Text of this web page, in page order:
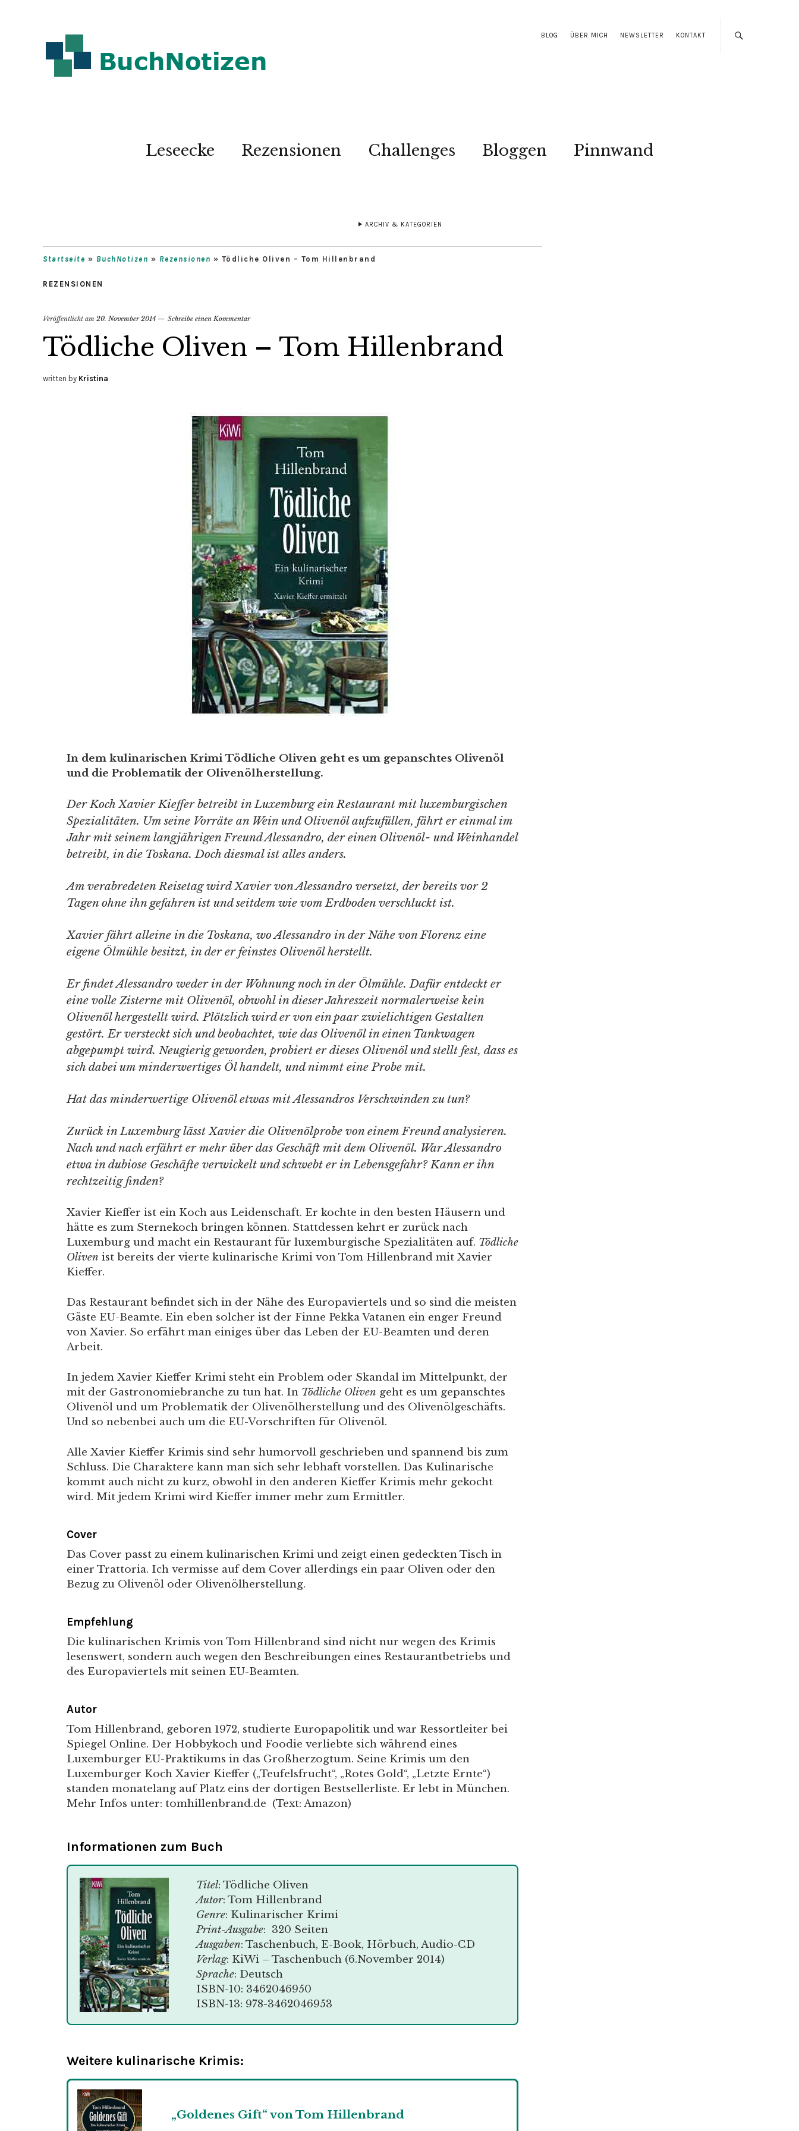
BLOG ÜBER MICH NEWSLETTER KONTAKT
Leseecke Rezensionen Challenges Bloggen Pinnwand
ARCHIV & KATEGORIEN
Startseite » BuchNotizen » Rezensionen » Tödliche Oliven – Tom Hillenbrand
REZENSIONEN
Veröffentlicht am 20. November 2014 Schreibe einen Kommentar
Tödliche Oliven – Tom Hillenbrand
written by Kristina
In dem kulinarischen Krimi Tödliche Oliven geht es um gepanschtes Olivenöl
und die Problematik der Olivenölherstellung.
Der Koch Xavier Kieffer betreibt in Luxemburg ein Restaurant mit luxemburgischen
Spezialitäten. Um seine Vorräte an Wein und Olivenöl aufzufüllen, fährt er einmal im
Jahr mit seinem langjährigen Freund Alessandro, der einen Olivenöl- und Weinhandel
betreibt, in die Toskana. Doch diesmal ist alles anders.
Am verabredeten Reisetag wird Xavier von Alessandro versetzt, der bereits vor 2
Tagen ohne ihn gefahren ist und seitdem wie vom Erdboden verschluckt ist.
Xavier fährt alleine in die Toskana, wo Alessandro in der Nähe von Florenz eine
eigene Ölmühle besitzt, in der er feinstes Olivenöl herstellt.
Er findet Alessandro weder in der Wohnung noch in der Ölmühle. Dafür entdeckt er
eine volle Zisterne mit Olivenöl, obwohl in dieser Jahreszeit normalerweise kein
Olivenöl hergestellt wird. Plötzlich wird er von ein paar zwielichtigen Gestalten
gestört. Er versteckt sich und beobachtet, wie das Olivenöl in einen Tankwagen
abgepumpt wird. Neugierig geworden, probiert er dieses Olivenöl und stellt fest, dass es
sich dabei um minderwertiges Öl handelt, und nimmt eine Probe mit.
Hat das minderwertige Olivenöl etwas mit Alessandros Verschwinden zu tun?
Zurück in Luxemburg lässt Xavier die Olivenölprobe von einem Freund analysieren.
Nach und nach erfährt er mehr über das Geschäft mit dem Olivenöl. War Alessandro
etwa in dubiose Geschäfte verwickelt und schwebt er in Lebensgefahr? Kann er ihn
rechtzeitig finden?
Xavier Kieffer ist ein Koch aus Leidenschaft. Er kochte in den besten Häusern und
hätte es zum Sternekoch bringen können. Stattdessen kehrt er zurück nach
Luxemburg und macht ein Restaurant für luxemburgische Spezialitäten auf. Tödliche
Oliven ist bereits der vierte kulinarische Krimi von Tom Hillenbrand mit Xavier
Kieffer.
Das Restaurant befindet sich in der Nähe des Europaviertels und so sind die meisten
Gäste EU-Beamte. Ein eben solcher ist der Finne Pekka Vatanen ein enger Freund
von Xavier. So erfährt man einiges über das Leben der EU-Beamten und deren
Arbeit.
In jedem Xavier Kieffer Krimi steht ein Problem oder Skandal im Mittelpunkt, der
mit der Gastronomiebranche zu tun hat. In Tödliche Oliven geht es um gepanschtes
Olivenöl und um Problematik der Olivenölherstellung und des Olivenölgeschäfts.
Und so nebenbei auch um die EU-Vorschriften für Olivenöl.
Alle Xavier Kieffer Krimis sind sehr humorvoll geschrieben und spannend bis zum
Schluss. Die Charaktere kann man sich sehr lebhaft vorstellen. Das Kulinarische
kommt auch nicht zu kurz, obwohl in den anderen Kieffer Krimis mehr gekocht
wird. Mit jedem Krimi wird Kieffer immer mehr zum Ermittler.
Cover
Das Cover passt zu einem kulinarischen Krimi und zeigt einen gedeckten Tisch in
einer Trattoria. Ich vermisse auf dem Cover allerdings ein paar Oliven oder den
Bezug zu Olivenöl oder Olivenölherstellung.
Empfehlung
Die kulinarischen Krimis von Tom Hillenbrand sind nicht nur wegen des Krimis
lesenswert, sondern auch wegen den Beschreibungen eines Restaurantbetriebs und
des Europaviertels mit seinen EU-Beamten.
Autor
Tom Hillenbrand, geboren 1972, studierte Europapolitik und war Ressortleiter bei
Spiegel Online. Der Hobbykoch und Foodie verliebte sich während eines
Luxemburger EU-Praktikums in das Großherzogtum. Seine Krimis um den
Luxemburger Koch Xavier Kieffer („Teufelsfrucht“, „Rotes Gold“, „Letzte Ernte“)
standen monatelang auf Platz eins der dortigen Bestsellerliste. Er lebt in München.
Mehr Infos unter: tomhillenbrand.de (Text: Amazon)
Informationen zum Buch
Titel: Tödliche Oliven
Autor: Tom Hillenbrand
Genre: Kulinarischer Krimi
Print-Ausgabe: 320 Seiten
Ausgaben: Taschenbuch, E-Book, Hörbuch, Audio-CD
Verlag: KiWi – Taschenbuch (6.November 2014)
Sprache: Deutsch
ISBN-10: 3462046950
ISBN-13: 978-3462046953
Weitere kulinarische Krimis:
„Goldenes Gift“ von Tom Hillenbrand